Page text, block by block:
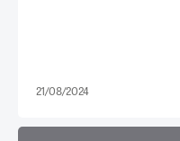
21/08/2024